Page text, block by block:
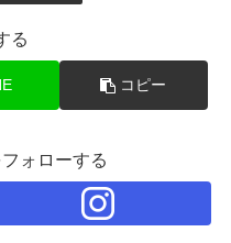
る
コピー
ォローする